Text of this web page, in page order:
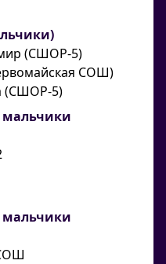
(СШОР-5)
СОШ)
(СШОР-5)
мальчики
мальчики